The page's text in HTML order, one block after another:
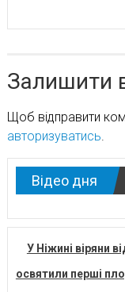
Залишити
Щоб відправити
авторизуватись.
Відео дня
У Ніжині віряни
освятили перші